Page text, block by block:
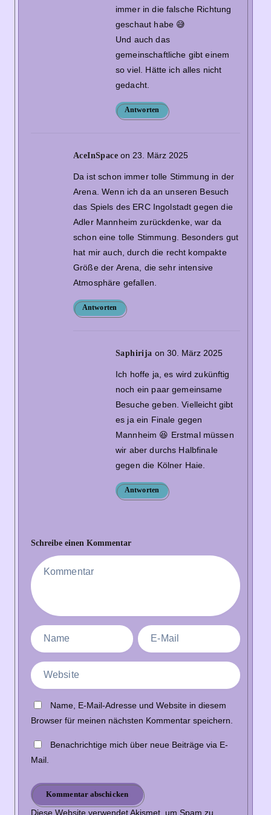
immer in die falsche Richtung
geschaut habe 😅
Und auch das
gemeinschaftliche gibt einem
so viel. Hätte ich alles nicht
gedacht.
Antworten
AceInSpace on 23. März 2025
Da ist schon immer tolle Stimmung in der
Arena. Wenn ich da an unseren Besuch
das Spiels des ERC Ingolstadt gegen die
Adler Mannheim zurückdenke, war da
schon eine tolle Stimmung. Besonders gut
hat mir auch, durch die recht kompakte
Größe der Arena, die sehr intensive
Atmosphäre gefallen.
Antworten
Saphirija on 30. März 2025
Ich hoffe ja, es wird zukünftig
noch ein paar gemeinsame
Besuche geben. Vielleicht gibt
es ja ein Finale gegen
Mannheim 😆 Erstmal müssen
wir aber durchs Halbfinale
gegen die Kölner Haie.
Antworten
Schreibe einen Kommentar
Name, E-Mail-Adresse und Website in diesem
Browser für meinen nächsten Kommentar speichern.
Benachrichtige mich über neue Beiträge via E-
Mail.
Kommentar abschicken
Diese Website verwendet Akismet, um Spam zu